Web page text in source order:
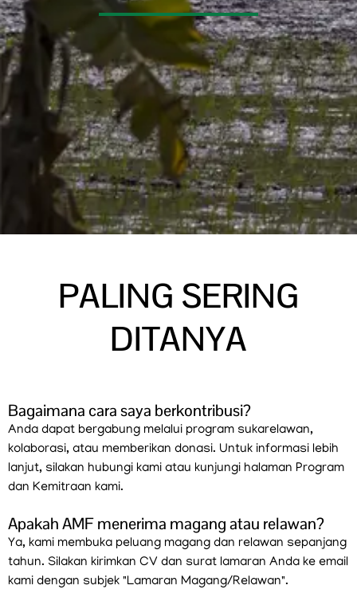
PALING SERING
DITANYA
Bagaimana cara saya berkontribusi?
Anda dapat bergabung melalui program sukarelawan,
kolaborasi, atau memberikan donasi. Untuk informasi lebih
lanjut, silakan hubungi kami atau kunjungi halaman Program
dan Kemitraan kami.
Apakah AMF menerima magang atau relawan?
Ya, kami membuka peluang magang dan relawan sepanjang
tahun. Silakan kirimkan CV dan surat lamaran Anda ke email
kami dengan subjek "Lamaran Magang/Relawan".